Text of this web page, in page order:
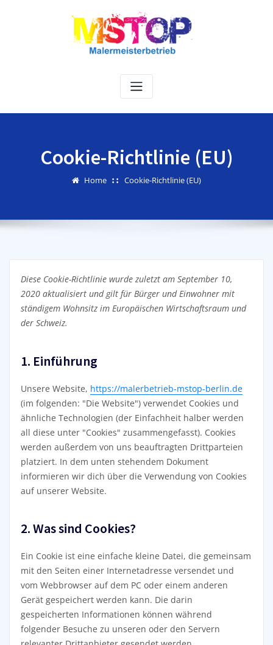
Cookie-Richtlinie (EU)
Home Cookie-Richtlinie (EU)
Diese Cookie-Richtlinie wurde zuletzt am September 10,
2020 aktualisiert und gilt für Bürger und Einwohner mit
ständigem Wohnsitz im Europäischen Wirtschaftsraum und
der Schweiz.
1. Einführung
Unsere Website, https://malerbetrieb-mstop-berlin.de
(im folgenden: "Die Website") verwendet Cookies und
ähnliche Technologien (der Einfachheit halber werden
all diese unter "Cookies" zusammengefasst). Cookies
werden außerdem von uns beauftragten Drittparteien
platziert. In dem unten stehendem Dokument
informieren wir dich über die Verwendung von Cookies
auf unserer Website.
2. Was sind Cookies?
Ein Cookie ist eine einfache kleine Datei, die gemeinsam
mit den Seiten einer Internetadresse versendet und
vom Webbrowser auf dem PC oder einem anderen
Gerät gespeichert werden kann. Die darin
gespeicherten Informationen können während
folgender Besuche zu unseren oder den Servern